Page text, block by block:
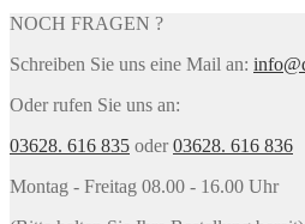
NOCH FRAGEN ?
Schreiben Sie uns eine Mail an:
Oder rufen Sie uns an:
03628. 616 835 oder03628. 616 836
Montag - Freitag 08.00 - 16.00 Uhr